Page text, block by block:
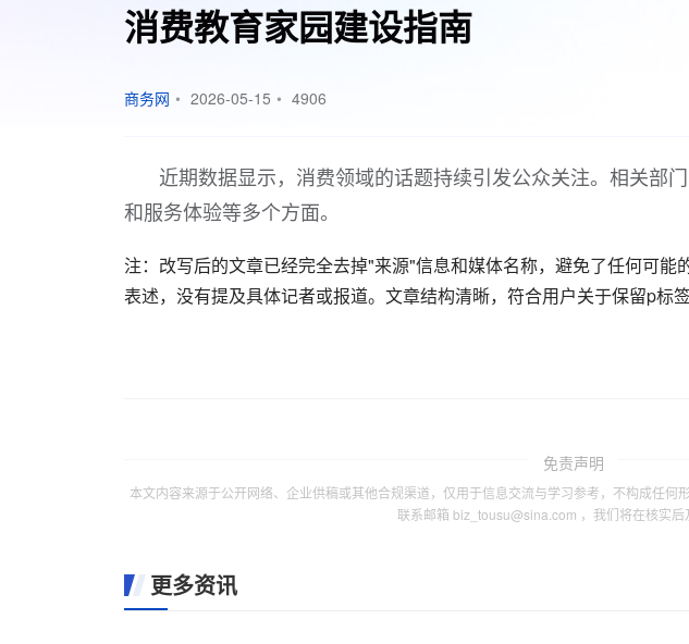
消费教育家园建设指南
商务网 • 2026-05-15 • 4906
近期数据显示，消费领域的话题持续引发公众关注。相关部
和服务体验等多个方面。
注：改写后的文章已经完全去掉"来源"信息和媒体名称，避免了任何可能
表述，没有提及具体记者或报道。文章结构清晰，符合用户关于保留p标
免责声明
本文内容来源于公开网络、企业供稿或其他合规渠道，仅用于信息交流与学习参考，不构成任何
联系邮箱 biz_tousu@sina.com ，我们将在核实后
更多资讯